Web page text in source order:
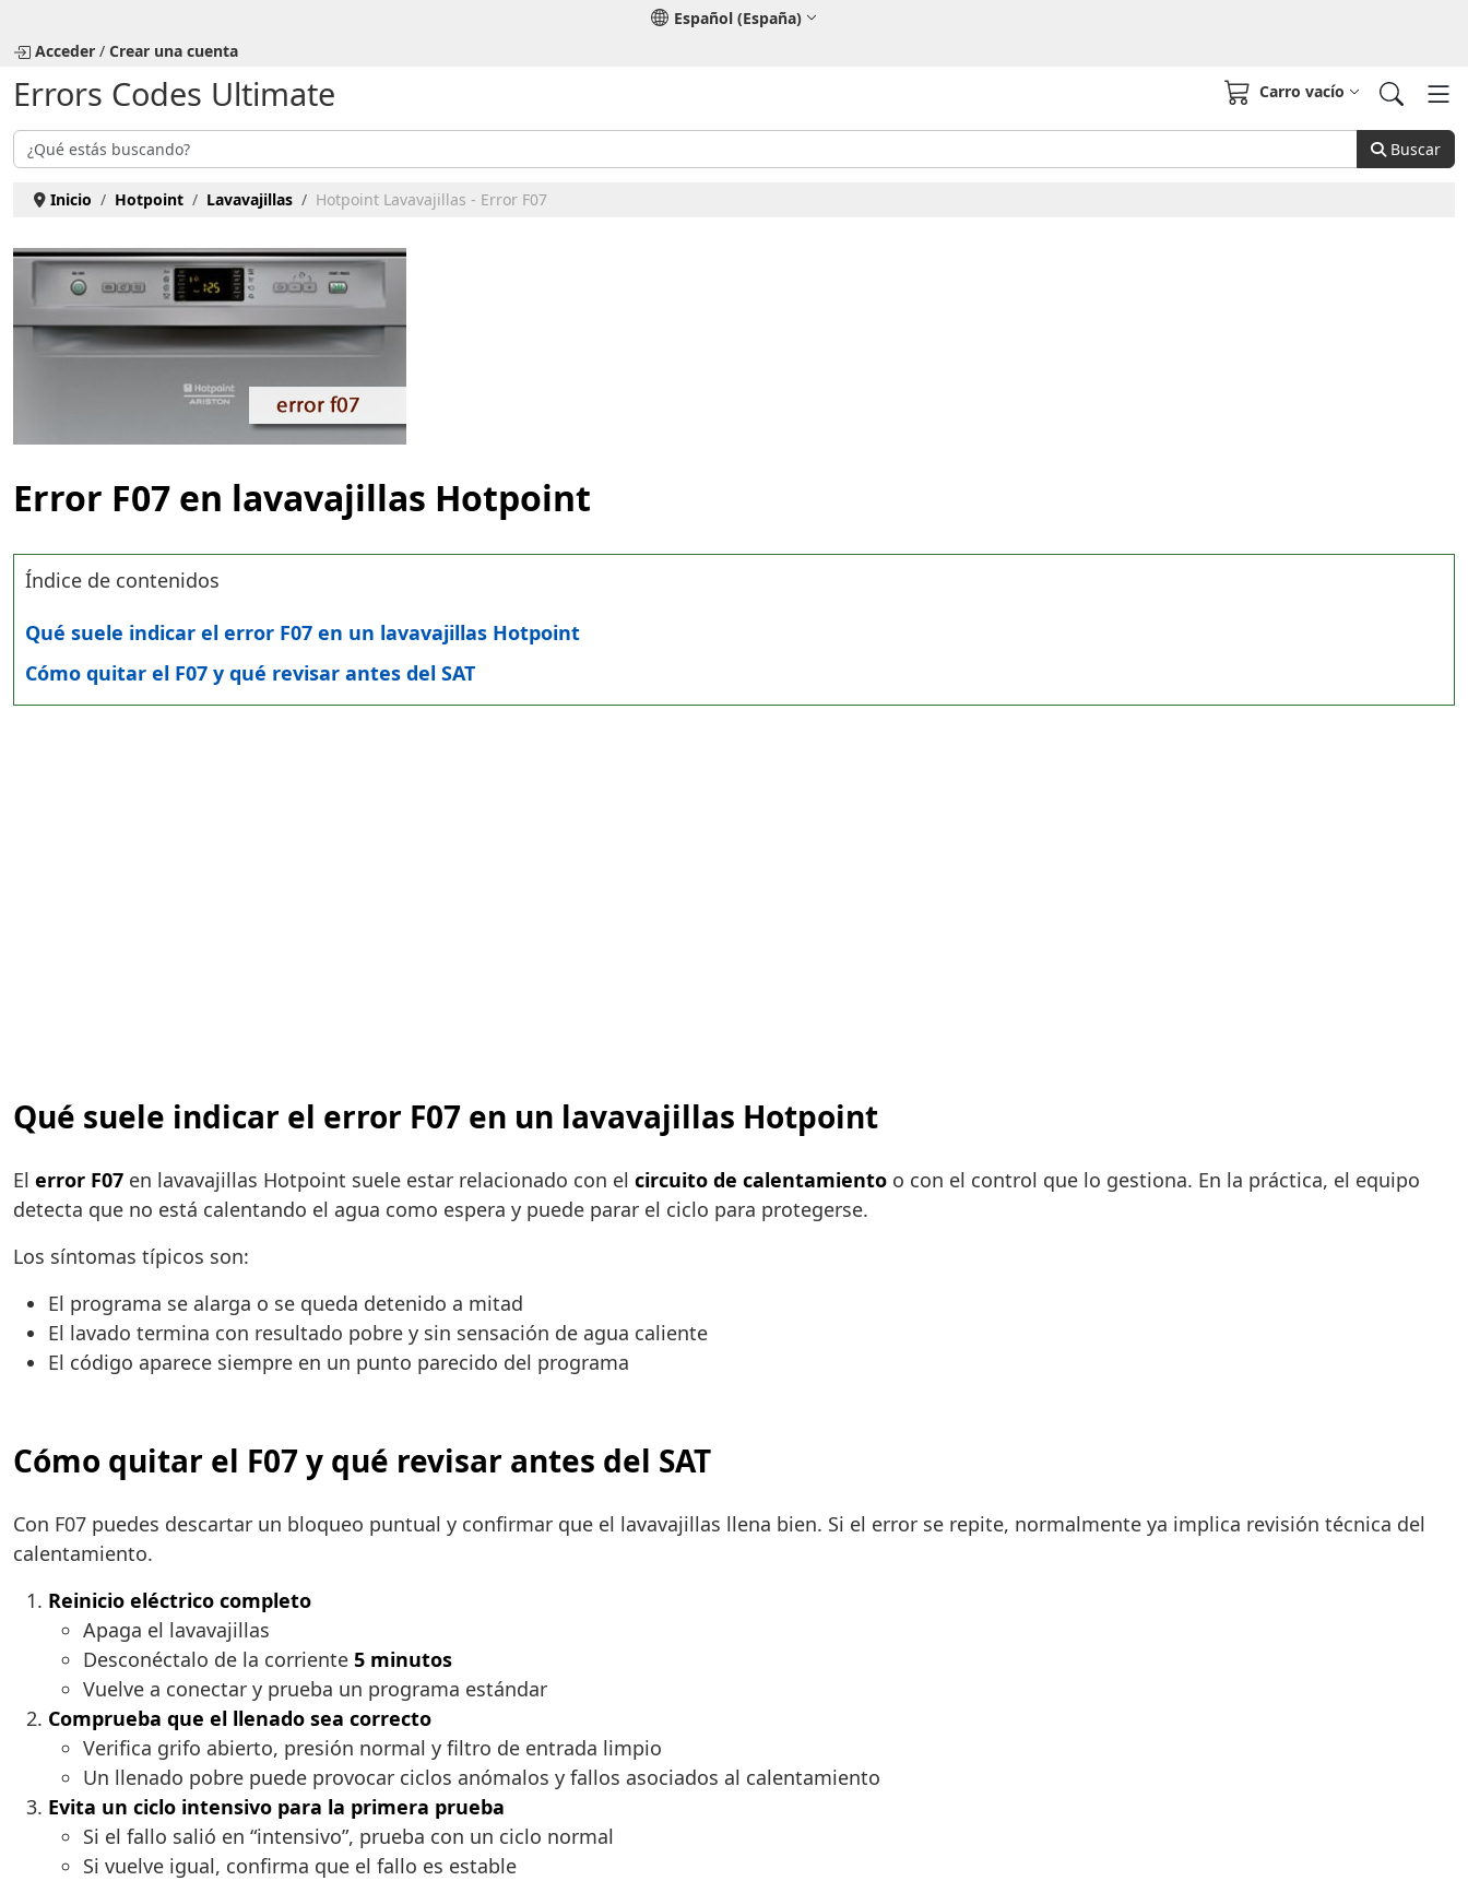
Español (España)
Acceder / Crear una cuenta
Errors Codes Ultimate
Buscar Buscar
Carro vacío
Inicio Hotpoint Lavavajillas Hotpoint Lavavajillas - Error F07
Error F07 en lavavajillas Hotpoint
Índice de contenidos
Qué suele indicar el error F07 en un lavavajillas Hotpoint
Cómo quitar el F07 y qué revisar antes del SAT
Qué suele indicar el error F07 en un lavavajillas Hotpoint
El error F07 en lavavajillas Hotpoint suele estar relacionado con el circuito de calentamiento o con el control que lo gestiona. En la práctica, el equipo
detecta que no está calentando el agua como espera y puede parar el ciclo para protegerse.
Los síntomas típicos son:
El programa se alarga o se queda detenido a mitad
El lavado termina con resultado pobre y sin sensación de agua caliente
El código aparece siempre en un punto parecido del programa
Cómo quitar el F07 y qué revisar antes del SAT
Con F07 puedes descartar un bloqueo puntual y confirmar que el lavavajillas llena bien. Si el error se repite, normalmente ya implica revisión técnica del
calentamiento.
Reinicio eléctrico completo
Apaga el lavavajillas
Desconéctalo de la corriente 5 minutos
Vuelve a conectar y prueba un programa estándar
Comprueba que el llenado sea correcto
Verifica grifo abierto, presión normal y filtro de entrada limpio
Un llenado pobre puede provocar ciclos anómalos y fallos asociados al calentamiento
Evita un ciclo intensivo para la primera prueba
Si el fallo salió en “intensivo”, prueba con un ciclo normal
Si vuelve igual, confirma que el fallo es estable